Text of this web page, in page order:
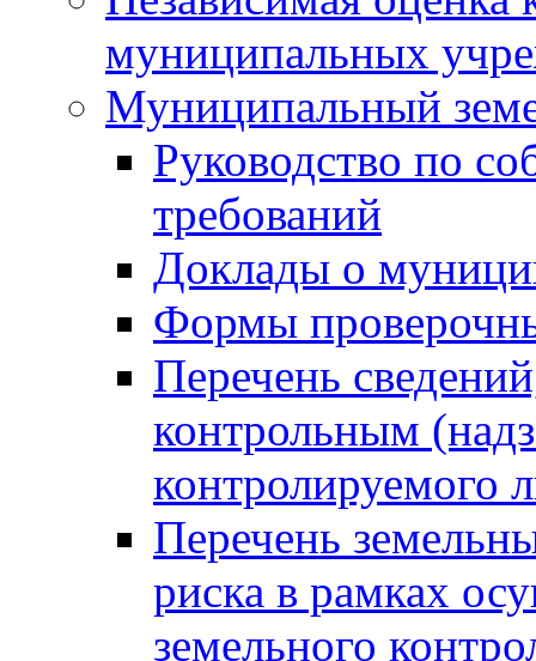
муниципальных
Муниципальный
Руководство по
требований
Доклады о
Формы
Перечень
контрольным
контролируемого
Перечень
риска в рамках
земельного